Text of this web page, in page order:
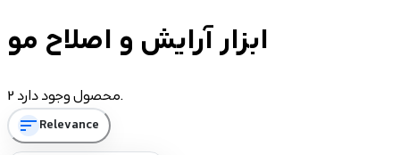
تومان
تومان
ابزار آرایش و اصلاح مو
2 محصول وجود دارد.
sortRelevance